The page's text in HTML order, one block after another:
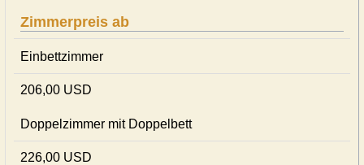
Zimmerpreis ab
Einbettzimmer
206,00 USD
Doppelzimmer mit Doppelbett
226,00 USD